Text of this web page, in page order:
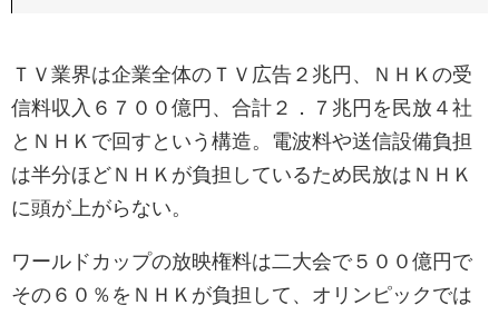
ＴＶ業界は企業全体のＴＶ広告２兆円、ＮＨＫの受
信料収入６７００億円、合計２．７兆円を民放４社
とＮＨＫで回すという構造。電波料や送信設備負担
は半分ほどＮＨＫが負担しているため民放はＮＨＫ
に頭が上がらない。
ワールドカップの放映権料は二大会で５００億円で
その６０％をＮＨＫが負担して、オリンピックでは